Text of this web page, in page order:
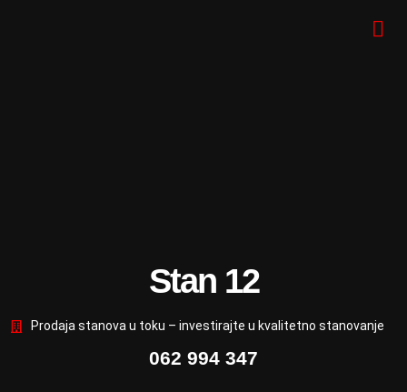
Stan 12
Prodaja stanova u toku – investirajte u kvalitetno stanovanje
062 994 347